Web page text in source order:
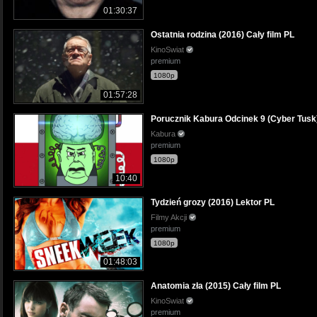
01:30:37
01:57:28
Ostatnia rodzina (2016) Cały film PL
KinoSwiat
premium
1080p
10:40
Porucznik Kabura Odcinek 9 (Cyber
Kabura
premium
1080p
01:48:03
Tydzień grozy (2016) Lektor PL
Filmy Akcji
premium
1080p
Anatomia zła (2015) Cały film PL
KinoSwiat
premium